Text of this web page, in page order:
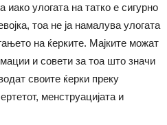
улогата на татко е сигурно
тоа не ја намалува улогата
на ќерките. Мајките можат
и совети за тоа што значи
своите ќерки преку
менструацијата и